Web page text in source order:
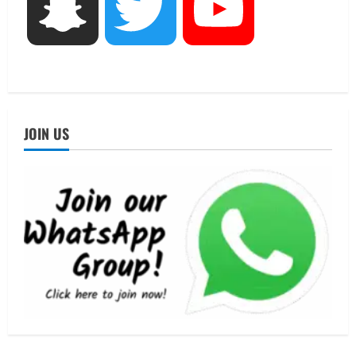
Snapchat Twitter
JOIN US
UTTARAKHAND NEWS
नोमुरा रिपोर्ट: जंग के कारण भारत को हर वर्ष
5
पूरी तरह प्रतिबद्ध, योजनाओं का लाभ बिना
किसी भेदभाव के अंतिम व्यक्ति तक पहुंचेगा:
मुख्यमंत्री धामी
August 2, 2026
1
UTTARAKHAND NEWS
मिस उत्तराखंड 2026 के सब-कॉन्टेस्ट ‘मिस
ब्यूटीफुल आइज़’ एवं ‘मिस ब्यूटीफुल हेयर’ का
आयोजन
August 5, 2026